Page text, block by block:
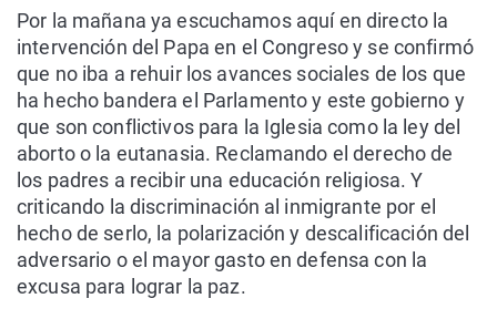
Por la mañana ya escuchamos aquí en directo la
intervención del Papa en el Congreso y se confirmó
que no iba a rehuir los avances sociales de los que
ha hecho bandera el Parlamento y este gobierno y
que son conflictivos para la Iglesia como la ley del
aborto o la eutanasia. Reclamando el derecho de
los padres a recibir una educación religiosa. Y
criticando la discriminación al inmigrante por el
hecho de serlo, la polarización y descalificación del
adversario o el mayor gasto en defensa con la
excusa para lograr la paz.